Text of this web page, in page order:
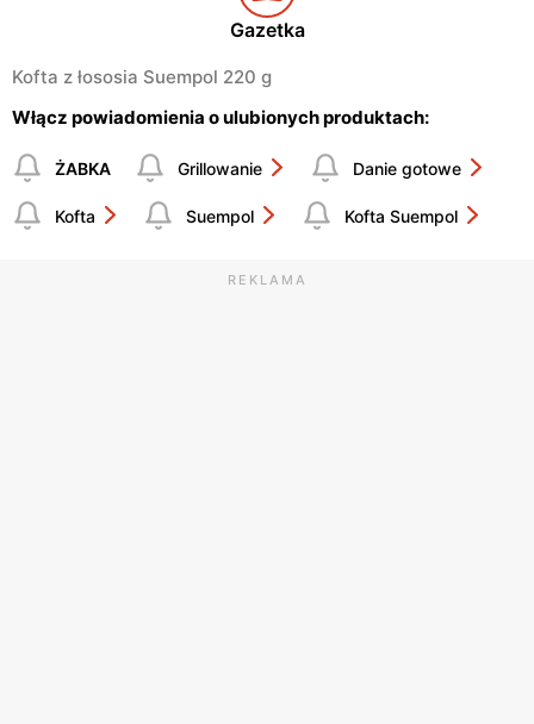
Gazetka
Kofta z łososia Suempol 220 g
Włącz powiadomienia o ulubionych produktach:
ŻABKA Grillowanie Danie gotowe
Kofta Suempol Kofta Suempol
REKLAMA